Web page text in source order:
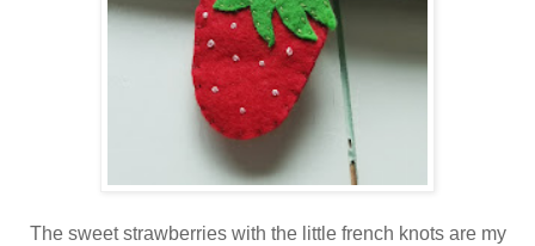
The sweet strawberries with the little french knots are my